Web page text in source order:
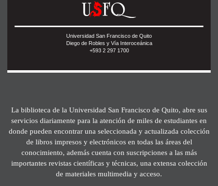
Universidad San Francisco de Quito
Diego de Robles y Vía Interoceánica
+593 2 297 1700
La biblioteca de la Universidad San Francisco de Quito, abre sus
servicios diariamente para la atención de miles de estudiantes en
donde pueden encontrar una seleccionada y actualizada colección
de libros impresos y electrónicos en todas las áreas del
conocimiento, además cuenta con suscripciones a las más
importantes revistas científicas y técnicas, una extensa colección
de materiales multimedia y acceso.